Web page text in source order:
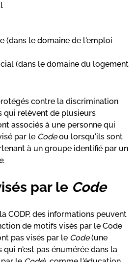
(dans le domaine de l'emploi
(dans le domaine du logement
contre la discrimination
qui relèvent de plusieurs
associés à une personne qui
par le Codeou lorsqu'ils sont
à un groupe identifié par un
.
par le Code
CODP, des informations peuvent
de motifs visés par le Code
pas visés par le Code(une
n'est pas énumérée dans la